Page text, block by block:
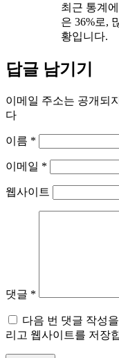
최근 통계
은 36%로,
황입니다.
답글 남기기
이메일 주소는 공개되
다
이름 *
이메일 *
웹사이트
댓글 *
다음 번 댓글 작성
리고 웹사이트를 저장